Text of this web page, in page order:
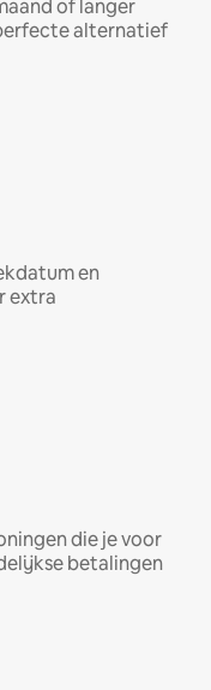
of langer
alternatief
en
extra
die je voor
betalingen